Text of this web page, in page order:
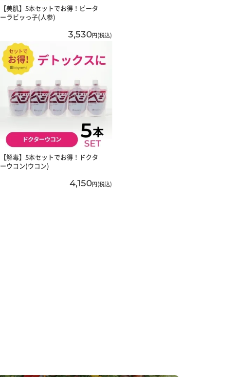
【美肌】5本セットでお得！ピータ
ーラビッっ子(人参)
3,530円(税込)
【解毒】5本セットでお得！ドクタ
ーウコン(ウコン)
4,150円(税込)